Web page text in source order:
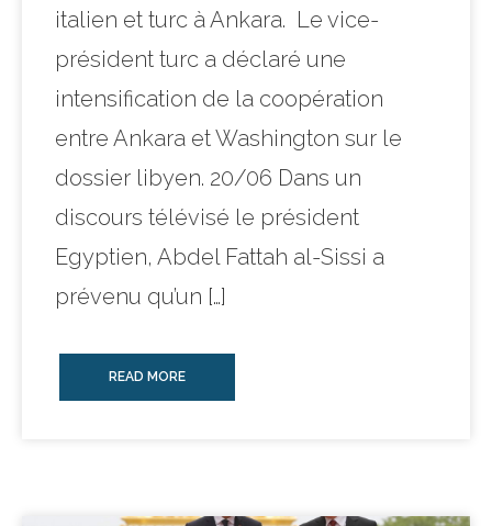
italien et turc à Ankara. Le vice-
président turc a déclaré une
intensification de la coopération
entre Ankara et Washington sur le
dossier libyen. 20/06 Dans un
discours télévisé le président
Egyptien, Abdel Fattah al-Sissi a
prévenu qu’un […]
READ MORE